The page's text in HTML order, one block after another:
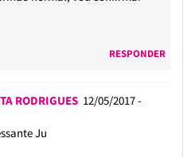
RESPONDER
RODRIGUES 12/05/2017 -
Ju